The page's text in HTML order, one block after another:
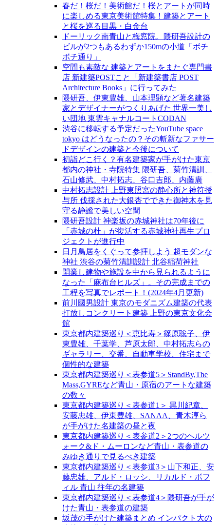
春だ！桜だ！美術館だ！桜とアートが同時
に楽しめる東京美術館特集！建築とアート
と桜を巡る目黒・白金台
ドーリック南青山と梅窓院。隈研吾設計の
ビルが2つもあるわずか150mの小道「ボチ
ボチ通り」
空間も素敵な 建築とアートをまたぐ専門書
店 新建築POSTこと「新建築書店 POST
Architecture Books」に行ってみた
隈研吾、伊東豊雄、山本理顕など著名建築
家とデザイナーがつくりあげた 世界一美し
い団地 東雲キャナルコートCODAN
渋谷に移転する予定だったYouTube space
tokyo はどうなったの？その斬新なファサー
ドデザインの建築と今後について
初詣どこ行く？有名建築家が手がけた東京
都内の神社・寺院特集 隈研吾、菊竹清訓、
石山修武、中村拓志、谷口吉郎、内藤廣
中村拓志設計 上野東照宮の静心所と神符授
与所 伐採された大銀杏でできた御神木を見
守る静謐で美しい空間
隈研吾設計 神楽坂の赤城神社は70年後に
「赤城の杜」が復活する赤城神社再生プロ
ジェクトが進行中
日月鳥居をくぐって参拝しよう 超モダンな
神社 渋谷の菊竹清訓設計 北谷稲荷神社
開業し建物や施設を中から見られるように
なった「麻布台ヒルズ」。その完成までの
工程を写真でレポート！(2024年4月更新)
前川國男設計 東京のモダニズム建築の代表
打放しコンクリート建築 上野の東京文化会
館
東京都内建築巡り＜恵比寿＞篠原聡子、伊
東豊雄、千葉学、芦原太郎、中村拓志らの
ギャラリー、交番、自動車学校、住宅まで
個性的な建築
東京都内建築巡り＜表参道5＞StandBy,The
Mass,GYREなど青山・原宿のアートな建築
の数々
東京都内建築巡り＜表参道1＞ 黒川紀章、
安藤忠雄、伊東豊雄、SANAA、青木淳ら
が手がけた名建築の昼と夜
東京都内建築巡り＜表参道2＞2つのヘルツ
ォーク&ド・ムーロンなど青山・表参道の
みゆき通りで見るべき建築
東京都内建築巡り＜表参道3＞山下和正、安
藤忠雄、アルド・ロッシ、リカルド・ボフ
ィル 青山 往年の名建築
東京都内建築巡り＜表参道4＞隈研吾が手が
けた青山・表参道の建築
坂茂の手がけた建築まとめ インパクト大の